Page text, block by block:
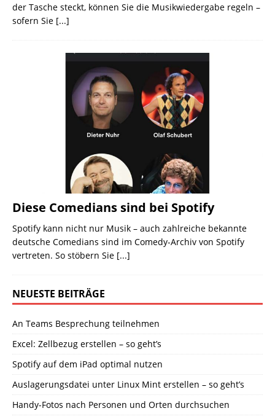
der Tasche steckt, können Sie die Musikwiedergabe regeln –
sofern Sie [...]
Diese Comedians sind bei Spotify
Spotify kann nicht nur Musik – auch zahlreiche bekannte
deutsche Comedians sind im Comedy-Archiv von Spotify
vertreten. So stöbern Sie [...]
NEUESTE BEITRÄGE
An Teams Besprechung teilnehmen
Excel: Zellbezug erstellen – so geht’s
Spotify auf dem iPad optimal nutzen
Auslagerungsdatei unter Linux Mint erstellen – so geht’s
Handy-Fotos nach Personen und Orten durchsuchen